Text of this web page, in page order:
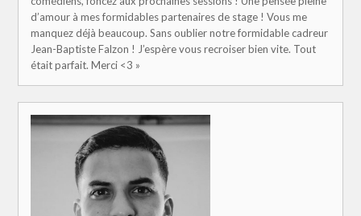
d’amour à mes formidables partenaires de stage ! Vous me
manquez déjà beaucoup. Sans oublier notre formidable cadreur
Jean-Baptiste Falzon ! J’espère vous recroiser bien vite. Tout
était parfait. Merci <3 »